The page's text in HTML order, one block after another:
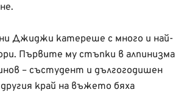
Джиджи катереше с много и най-
Първите му стъпки в алпинизма
– състудент и дългогодишен
край на въжето бяха